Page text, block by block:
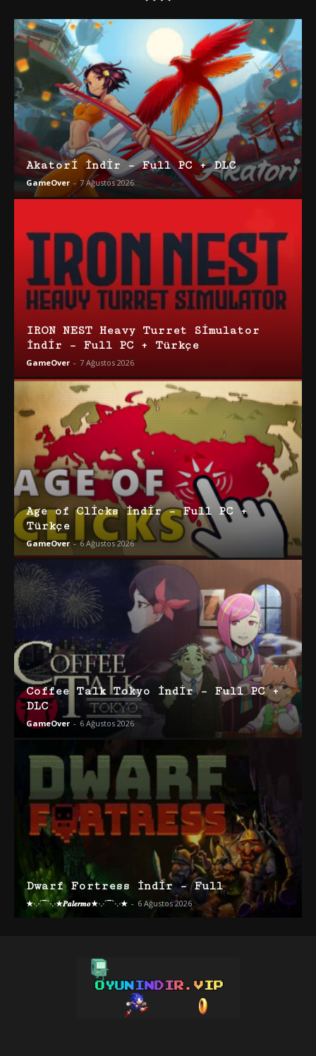
Akatori İndir – Full PC + DLC
GameOver - 7 Ağustos 2026
IRON NEST Heavy Turret Simulator
İndir – Full PC + Türkçe
GameOver - 7 Ağustos 2026
Age of Clicks İndir – Full PC +
Türkçe
GameOver - 6 Ağustos 2026
Coffee Talk Tokyo İndir – Full PC +
DLC
GameOver - 6 Ağustos 2026
Dwarf Fortress İndir – Full
★·.·´¯`·.·★𝑷𝒂𝒍𝒆𝒓𝒎𝒐★·.·´¯`·.·★ - 6 Ağustos 2026